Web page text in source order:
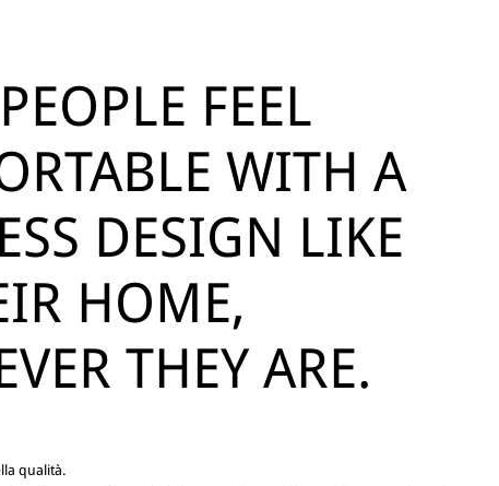
FEEL
WITH A
DESIGN LIKE
HOME,
THEY ARE.
qualità.